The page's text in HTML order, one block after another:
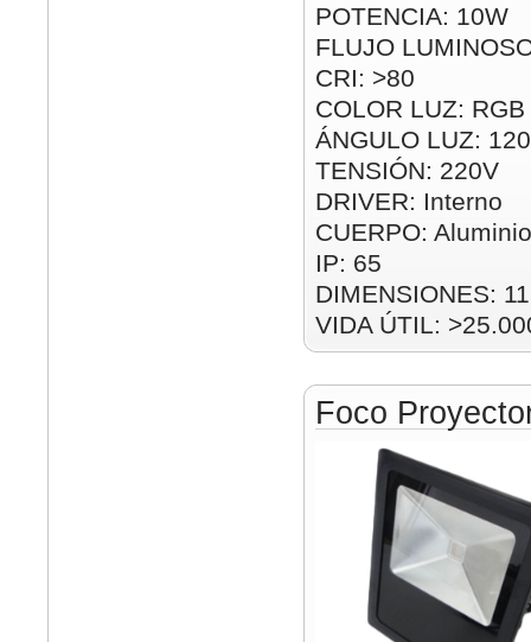
POTENCIA: 10W
FLUJO
CRI: >80
COLOR LUZ: RGB
ÁNGULO LUZ:
TENSIÓN: 220V
DRIVER: Interno
CUERPO: Aluminio
IP: 65
DIMENSIONES:
VIDA ÚTIL:
Foco